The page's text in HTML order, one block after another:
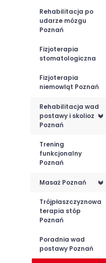
Rehabilitacja po
udarze mózgu
Poznań
Fizjoterapia
stomatologiczna
Fizjoterapia
niemowląt Poznań
<
Rehabilitacja wad
postawy i skolioz
Poznań
Trening
funkcjonalny
Poznań
<
Masaż Poznań
Trójpłaszczyznowa
terapia stóp
Poznań
Poradnia wad
postawy Poznań